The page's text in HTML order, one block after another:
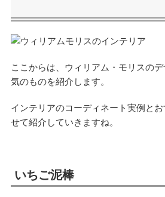
ここからは、ウィリアム・モリスの
気のものを紹介します。
インテリアのコーディネート実例と
せて紹介していきますね。
いちご泥棒